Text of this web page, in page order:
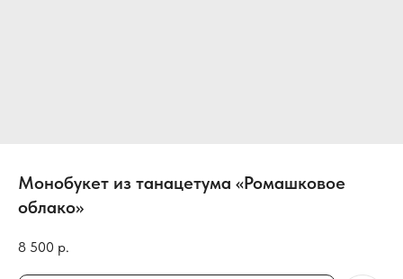
Монобукет из танацетума «Ромашковое
облако»
8 500 р.